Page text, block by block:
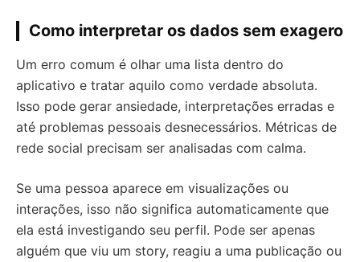
Como interpretar os dados sem exagero
Um erro comum é olhar uma lista dentro do
aplicativo e tratar aquilo como verdade absoluta.
Isso pode gerar ansiedade, interpretações erradas e
até problemas pessoais desnecessários. Métricas de
rede social precisam ser analisadas com calma.
Se uma pessoa aparece em visualizações ou
interações, isso não significa automaticamente que
ela está investigando seu perfil. Pode ser apenas
alguém que viu um story, reagiu a uma publicação ou